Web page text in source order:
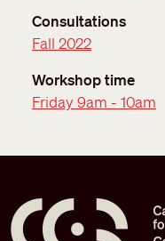
Consultations
Fall 2022
Workshop time
Friday 9am - 10am